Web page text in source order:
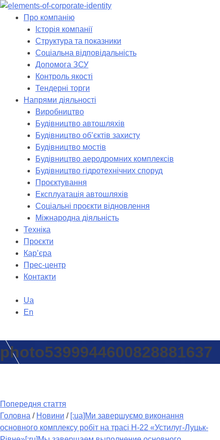
Skip
Про компанію
Історія компанії
Структура та показники
Соціальна відповідальність
Допомога ЗСУ
Контроль якості
Тендерні торги
Напрями діяльності
Виробництво
Будівництво автошляхів
Будівництво обʼєктів захисту
Будівництво мостів
Будівництво аеродромних комплексів
Будівництво гідротехнічних споруд
Проєктування
Експлуатація автошляхів
Соціальні проєкти відновлення
Міжнародна діяльність
Техніка
Проєкти
Кар’єра
Прес-центр
Контакти
Ua
En
photo5399944600828881637
Попередня стаття
Головна / Новини / [:ua]Ми завершуємо виконання
основного комплексу робіт на трасі Н-22 «Устилуг-Луцьк-